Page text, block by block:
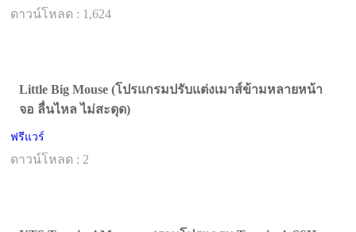
ดาวน์โหลด : 1,624
Little Big Mouse (โปรแกรมปรับแต่งเมาส์ข้ามหลายหน้า
จอ ลื่นไหล ไม่สะดุด)
ฟรีแวร์
ดาวน์โหลด : 2